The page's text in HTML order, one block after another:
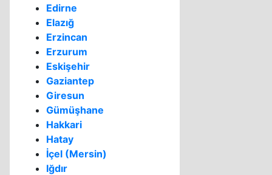
Edirne
Elazığ
Erzincan
Erzurum
Eskişehir
Gaziantep
Giresun
Gümüşhane
Hakkari
Hatay
İçel (Mersin)
Iğdır